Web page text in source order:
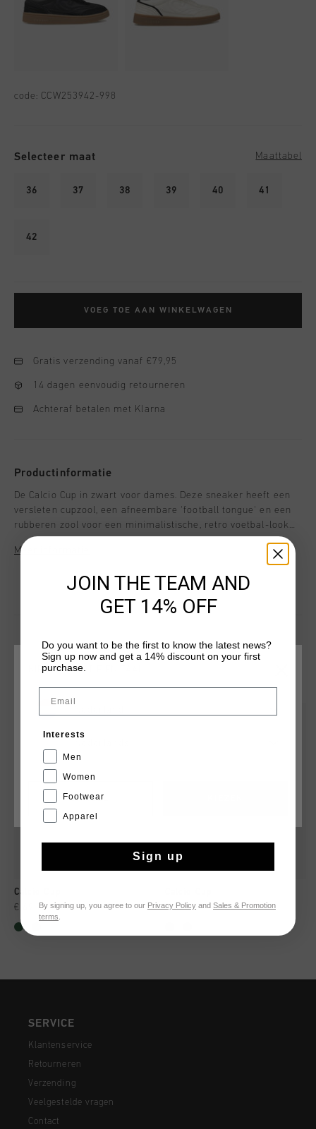
code: CCW253942-998
Selecteer maat Maattabel
36 37 38 39 40 41
42
VOEG TOE AAN WINKELWAGEN
Gratis verzending vanaf €79,95
14 dagen eenvoudig retourneren
Achteraf betalen met Klarna
Productinformatie
De Calcio Cup in zwart voor dames. Deze sneaker heeft een
versleten cupzool, een afneembare 'football tongue' en een
rubberen zool voor een minimalistische, retro voetbal-look
en perfect voor casual gebruik. Gemaakt van ponyhaar-leer
en kunstleer in een zwart design met een gumzool.
Meer informatie
DIT VIND JE MISSCHIEN OOK LEUK
Calcio Cup
€ 49,95 € 99,95
sale
€ 49,95 € 99,95
SERVICE
Klantenservice
Retourneren
Verzending
Veelgestelde vragen
Contact
KIES JE LOCATIE EN TAAL
CANCEL
JOIN THE TEAM AND
GET 14% OFF
Do you want to be the first to know the latest news?
Sign up now and get a 14% discount on your first
purchase.
Email
Interests
Men
Women
Footwear
Apparel
Sign up
By signing up, you agree to our Privacy Policy and Sales & Promotion
terms